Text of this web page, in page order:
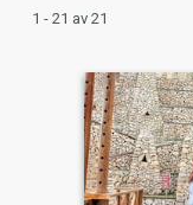
1 - 21 av 21